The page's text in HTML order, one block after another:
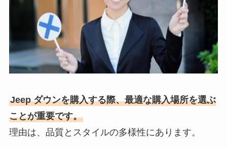
Jeep ダウンを購入する際、最適な購入場所を選ぶ
ことが重要です。
理由は、品質とスタイルの多様性にあります。